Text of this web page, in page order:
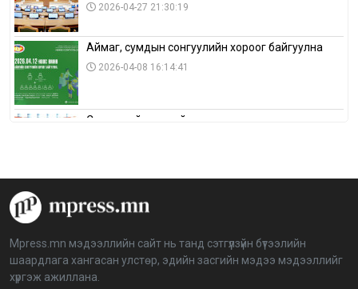
2026-04-27 21:30:19
Аймаг, сумдын сонгуулийн хороог байгуулна
2026-04-08 16:14:41
Сонгуулийн хуулийн зөрчил, шалгах,
аймагт үргэлжилж байна
BTS-ийн тоглолтыг Netflix дэлхий даяар шууд
дамжуулна
Mpress.mn мэдээллийн сайт нь танд сэтгүүлзүйн бүтээлийн
шаардлага хангасан улстөр, эдийн засгийн мэдээ мэдээллийг
хүргэж ажиллана.